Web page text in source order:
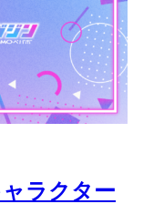
ラクター